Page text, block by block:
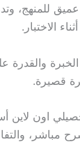
للمنهج،
الاختبار.
والقدرة
قصيرة.
اون لاين
مباشر،